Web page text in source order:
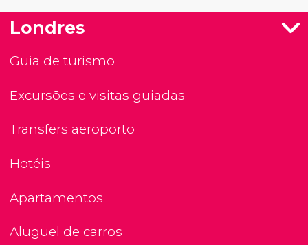
Londres
Guia de turismo
Excursões e visitas guiadas
Transfers aeroporto
Hotéis
Apartamentos
Aluguel de carros